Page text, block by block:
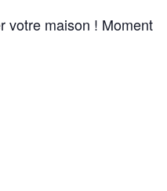
votre maison ! Moment